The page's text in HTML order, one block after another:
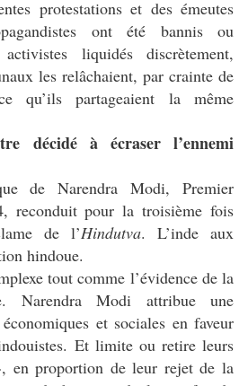
protestations et des émeutes
ont été bannis ou
liquidés discrètement,
les relâchaient, par crainte de
qu’ils partageaient la même
décidé à écraser l’ennemi
de Narendra Modi, Premier
reconduit pour la troisième fois
de l’Hindutva. L’inde aux
hindoue.
tout comme l’évidence de la
Narendra Modi attribue une
et sociales en faveur
Et limite ou retire leurs
en proportion de leur rejet de la